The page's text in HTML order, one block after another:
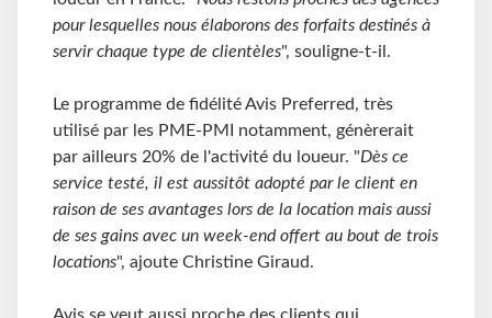
pour lesquelles nous élaborons des forfaits destinés à
servir chaque type de clientèles", souligne-t-il.
Le programme de fidélité Avis Preferred, très
utilisé par les PME-PMI notamment, génèrerait
par ailleurs 20% de l'activité du loueur. "Dès ce
service testé, il est aussitôt adopté par le client en
raison de ses avantages lors de la location mais aussi
de ses gains avec un week-end offert au bout de trois
locations", ajoute Christine Giraud.